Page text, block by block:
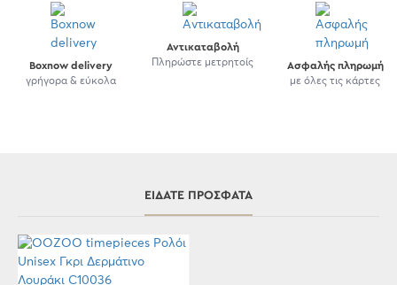
Boxnow delivery
γρήγορα & εύκολα
Αντικαταβολή
Πληρώστε μετρητοίς
Ασφαλής πληρωμή
με όλες τις κάρτες
ΕΊΔΑΤΕ ΠΡΌΣΦΑΤΑ